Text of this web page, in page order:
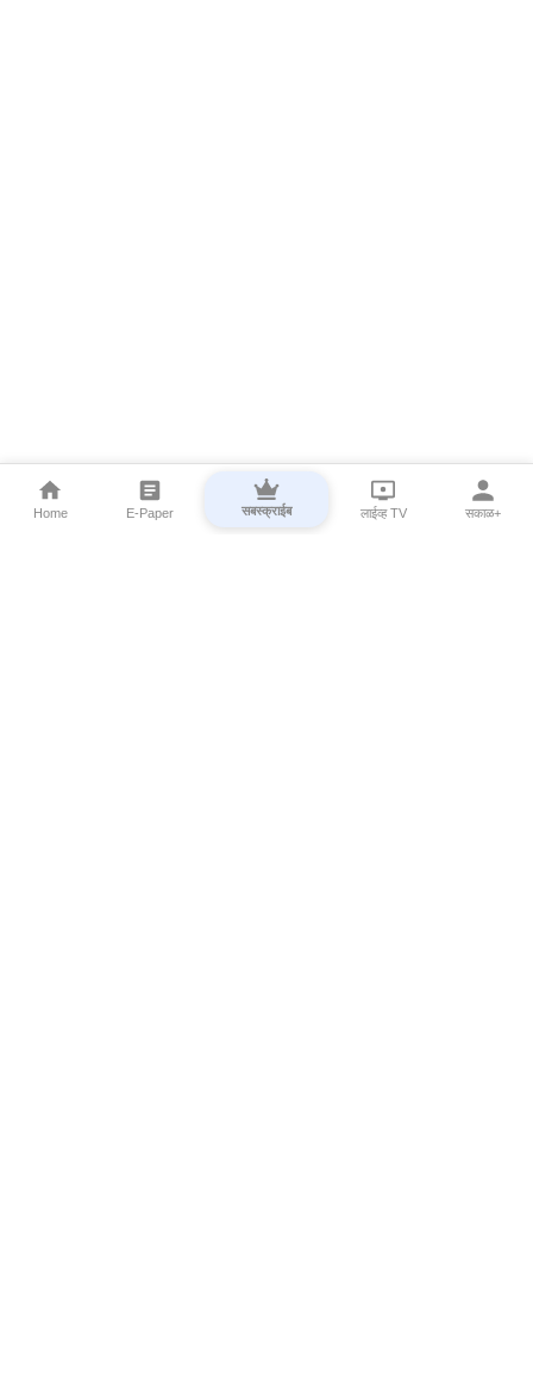
Home E-Paper सबस्क्राईब लाईव्ह TV सकाळ+